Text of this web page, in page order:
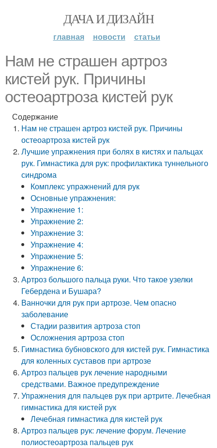
ДАЧА И ДИЗАЙН
главная новости статьи
Нам не страшен артроз
кистей рук. Причины
остеоартроза кистей рук
Содержание
Нам не страшен артроз кистей рук. Причины
остеоартроза кистей рук
Лучшие упражнения при болях в кистях и пальцах
рук. Гимнастика для рук: профилактика туннельного
синдрома
Комплекс упражнений для рук
Основные упражнения:
Упражнение 1:
Упражнение 2:
Упражнение 3:
Упражнение 4:
Упражнение 5:
Упражнение 6:
Артроз большого пальца руки. Что такое узелки
Гебердена и Бушара?
Ванночки для рук при артрозе. Чем опасно
заболевание
Стадии развития артроза стоп
Осложнения артроза стоп
Гимнастика бубновского для кистей рук. Гимнастика
для коленных суставов при артрозе
Артроз пальцев рук лечение народными
средствами. Важное предупреждение
Упражнения для пальцев рук при артрите. Лечебная
гимнастика для кистей рук
Лечебная гимнастика для кистей рук
Артроз пальцев рук: лечение форум. Лечение
полиостеоартроза пальцев рук